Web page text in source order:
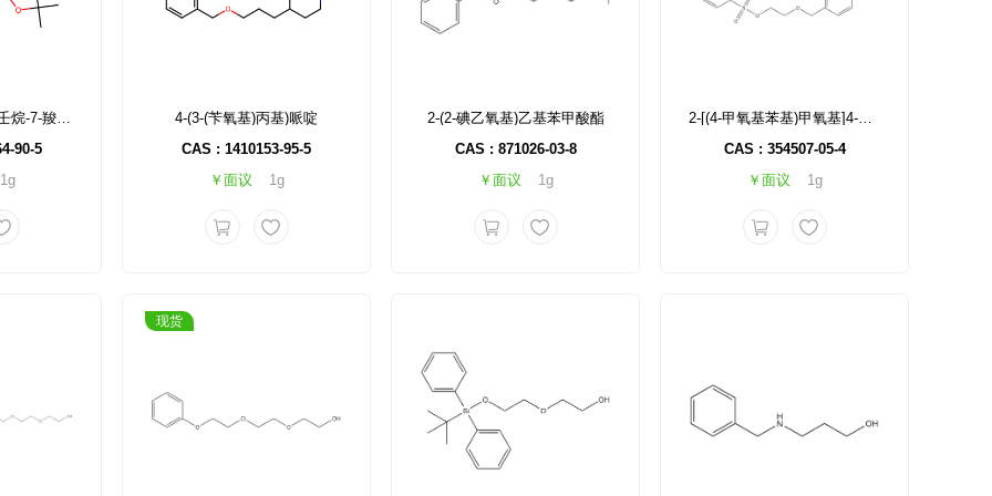
2-碘-7-氮杂螺[3.5]壬烷-7-羧酸叔丁酯
90-5
1g
4-(3-(苄氧基)丙基)哌啶
CAS : 1410153-95-5
￥面议
1g
2-(2-碘乙氧基)乙基苯甲酸酯
CAS : 871026-03-8
￥面议
1g
2-[(4-甲氧基苯基)甲氧基]4-甲基苯-1-磺酸乙酯
CAS : 354507-05-4
￥面议
1g
现货